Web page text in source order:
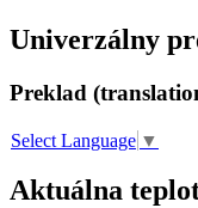
Univerzálny
Preklad
Select Language ▼
Aktuálna